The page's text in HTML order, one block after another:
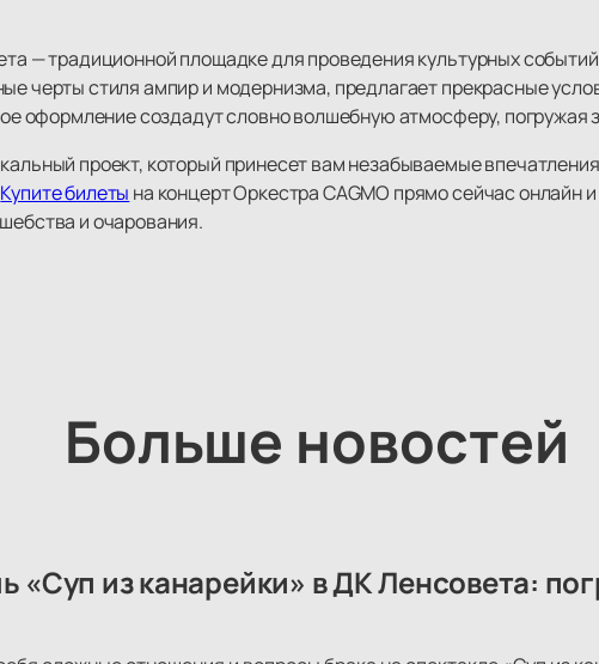
— традиционной площадке для проведения культурных
черты стиля ампир и модернизма, предлагает прекрасные
оформление создадут словно волшебную атмосферу, погружая
проект, который принесет вам незабываемые
Купите билеты на концерт Оркестра CAGMO прямо сейчас онлайн
и очарования.
Больше новостей
«Суп из канарейки» в ДК Ленсовета: